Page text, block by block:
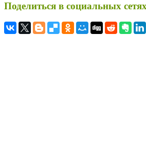
Поделиться в социальных сетях